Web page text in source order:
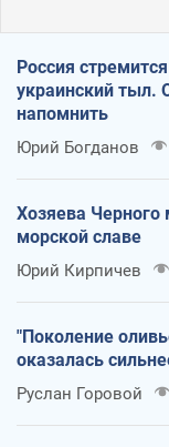
Россия
украинский тыл.
напомнить
Юрий Богданов
Хозяева Черного
морской славе
Юрий Кирпичев
"Поколение
оказалась
Руслан Горовой